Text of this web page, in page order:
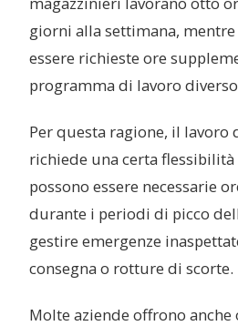
giorni alla settimana,
essere richieste ore
programma di lavoro
Per questa ragione, il lavoro
richiede una certa
possono essere necessarie
durante i periodi di picco
gestire emergenze
consegna o rotture di scorte.
Molte aziende offrono